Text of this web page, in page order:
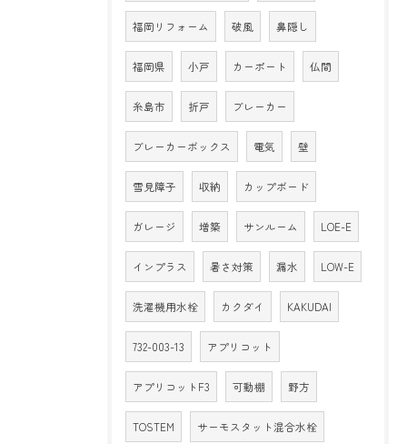
福岡リフォーム 破風 鼻隠し
福岡県 小戸 カーポート 仏間
糸島市 折戸 ブレーカー
ブレーカーボックス 電気 壁
雪見障子 収納 カップボード
ガレージ 増築 サンルーム LOE-E
インプラス 暑さ対策 漏水 LOW-E
洗濯機用水栓 カクダイ KAKUDAI
732-003-13 アプリコット
アプリコットF3 可動棚 野方
TOSTEM サーモスタット混合水栓